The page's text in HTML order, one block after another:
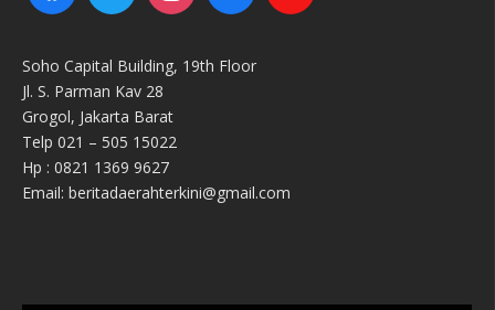
Soho Capital Building, 19th Floor
Jl. S. Parman Kav 28
Grogol, Jakarta Barat
Telp 021 – 505 15022
Hp : 0821 1369 9627
Email: beritadaerahterkini@gmail.com